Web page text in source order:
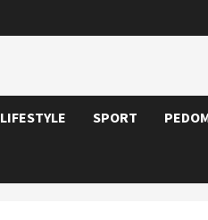
LIFESTYLE SPORT